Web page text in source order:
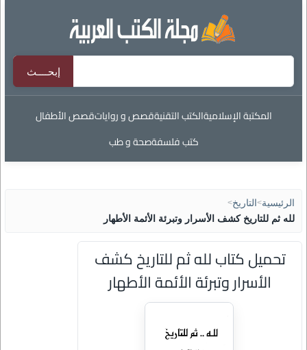
المكتبة الإسلاميةالكتب التقنيةقصص و رواياتقصص الأطفال
كتب فلسفةصحة و طب
الرئيسية> التاريخ>
لله ثم للتاريخ كشف الأسرار وتبرئة الأئمة الأطهار
تحميل كتاب لله ثم للتاريخ كشف
الأسرار وتبرئة الأئمة الأطهار